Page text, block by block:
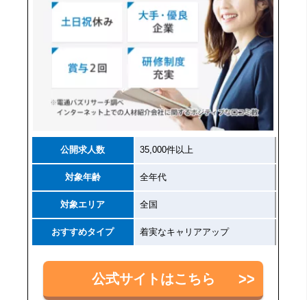
公開求人数 35,000件以上
対象年齢 全年代
対象エリア 全国
おすすめタイプ 着実なキャリアアップ
公式サイトはこちら